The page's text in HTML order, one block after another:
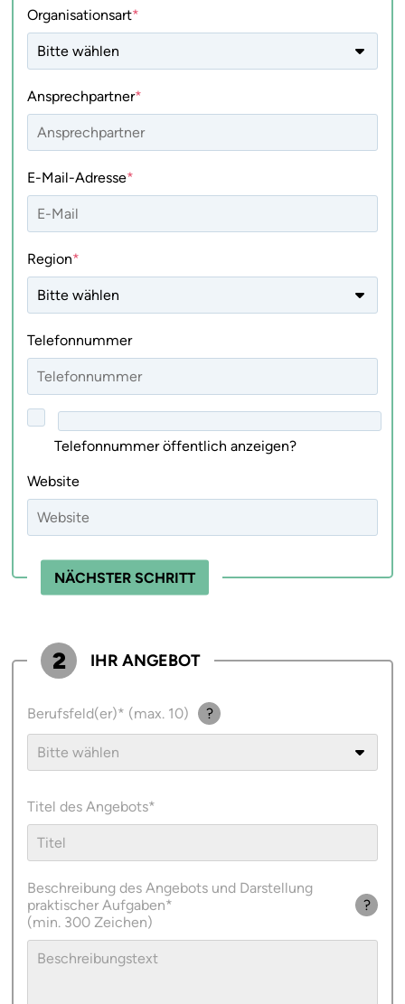
Organisationsart
Ansprechpartner
E-Mail-Adresse
Region
Telefonnummer
Telefonnummer öffentlich anzeigen?
Website
NÄCHSTER SCHRITT
2 IHR ANGEBOT
Berufsfeld(er) (max. 10) ?
Titel des Angebots
Beschreibung des Angebots und Darstellung
praktischer Aufgaben
(min. 300 Zeichen)
?